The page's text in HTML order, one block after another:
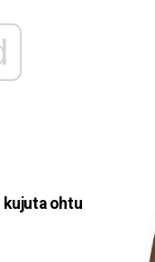
kujuta ohtu